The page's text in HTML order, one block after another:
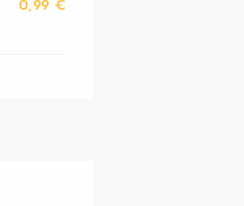
0,99 €